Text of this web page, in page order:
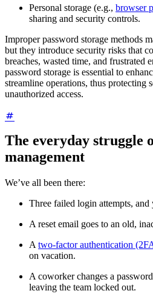
Personal storage (e.g., browser
sharing and security controls.
Improper password storage methods
but they introduce security risks that
breaches, wasted time, and frustrated
password storage is essential to
streamline operations, thus protecting
unauthorized access.
The everyday struggle
management
We’ve all been there:
Three failed login attempts, and
A reset email goes to an old,
A two-factor authentication
on vacation.
A coworker changes a
leaving the team locked out.